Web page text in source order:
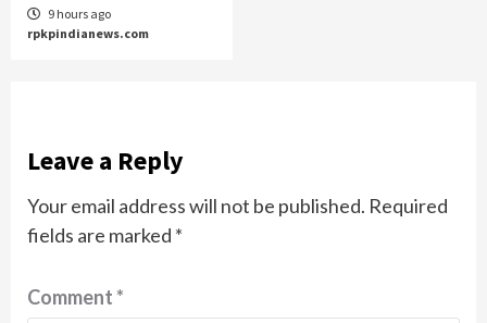
9 hours ago
rpkpindianews.com
Leave a Reply
Your email address will not be published. Required
fields are marked *
Comment*